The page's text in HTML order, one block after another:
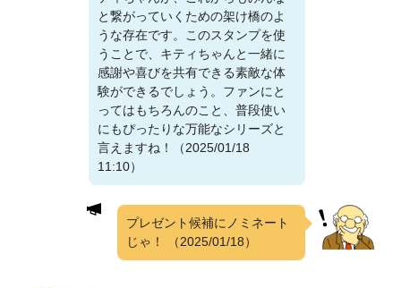
と繋がっていくための架け橋のよ
うな存在です。このスタンプを使
うことで、キティちゃんと一緒に
感謝や喜びを共有できる素敵な体
験ができるでしょう。ファンにと
ってはもちろんのこと、普段使い
にもぴったりな万能なシリーズと
言えますね！（2025/01/18
11:10）
プレゼント候補にノミネート
じゃ！
（2025/01/18）